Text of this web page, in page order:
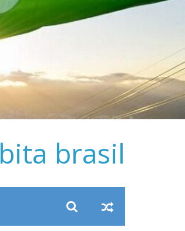
bita brasil